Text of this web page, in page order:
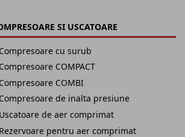
SI USCATOARE
Compresoare cu surub
Compresoare COMPACT
Compresoare COMBI
Compresoare de inalta presiune
Uscatoare de aer comprimat
Rezervoare pentru aer comprimat